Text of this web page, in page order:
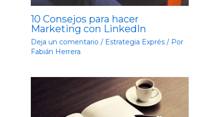
10 Consejos para hacer
Marketing con LinkedIn
Deja un comentario / Estrategia Exprés/ Por
Fabián Herrera